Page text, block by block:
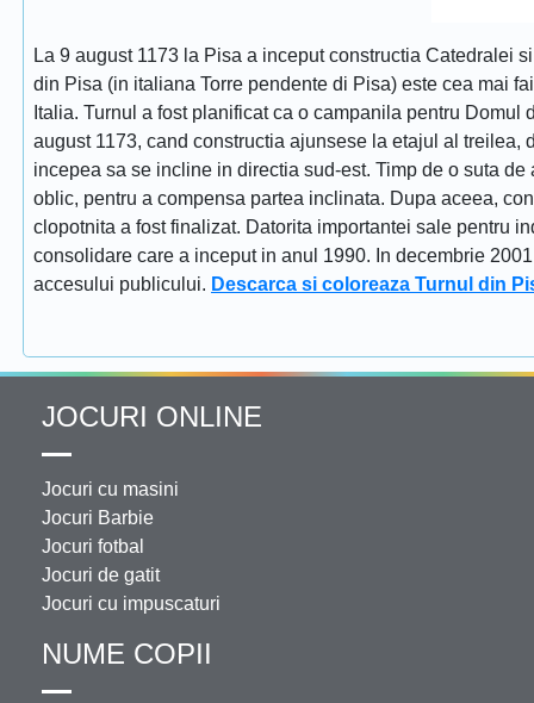
La 9 august 1173 la Pisa a inceput constructia Catedralei
din Pisa (in italiana Torre pendente di Pisa) este cea mai
Italia. Turnul a fost planificat ca o campanila pentru
august 1173, cand constructia ajunsese la etajul al
incepea sa se incline in directia sud-est. Timp de o suta
oblic, pentru a compensa partea inclinata. Dupa aceea,
clopotnita a fost finalizat. Datorita importantei sale pentru
consolidare care a inceput in anul 1990. In decembrie
accesului publicului. Descarca si coloreaza Turnul din
JOCURI ONLINE
Jocuri cu masini
Jocuri Barbie
Jocuri fotbal
Jocuri de gatit
Jocuri cu impuscaturi
NUME COPII